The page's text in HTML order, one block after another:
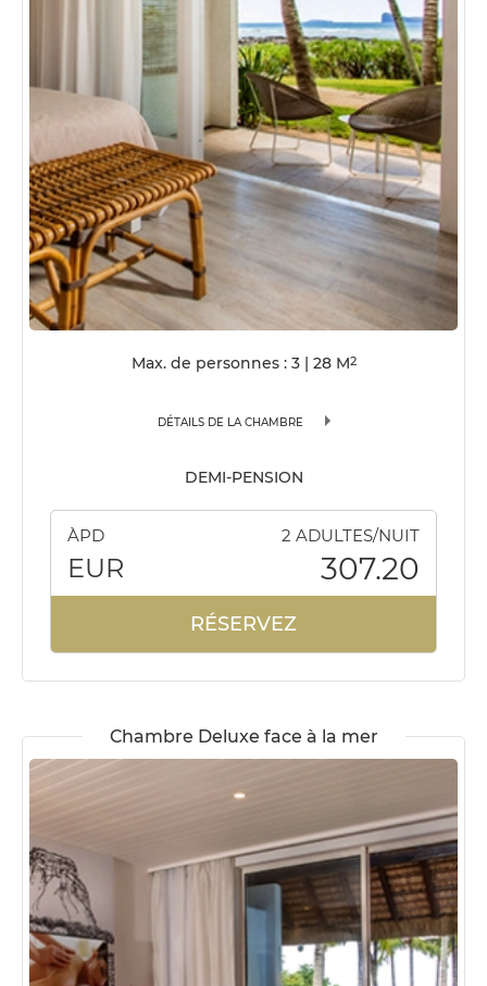
Max. de personnes : 3 28M2
DÉTAILS DE LA CHAMBRE
DEMI-PENSION
ÀPD 2 ADULTES/NUIT
EUR 307.20
RÉSERVEZ
Chambre Deluxe face à la mer